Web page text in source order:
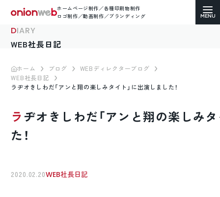
ホームページ制作／各種印刷物制作
ロゴ制作／動画制作／ブランディング
ホームページ制作
求人・採用サイト制作
DIARY
WEB社長日記
ホーム ブログ
WEBディレクターブログ
WEB社長日記
ラヂオきしわだ「アンと翔の楽しみタイト」に出演しました！
ラヂオきしわだ「アンと翔の楽しみタイト」に出演しまし
た！
2020.02.20WEB社長日記